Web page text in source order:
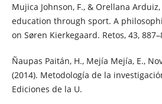
Mujica Johnson, F., & Orellana Arduiz,
education through sport. A
on Søren Kierkegaard. Retos, 43,
Ñaupas Paitán, H., Mejía Mejía, E.,
(2014). Metodología de la
Ediciones de la U.